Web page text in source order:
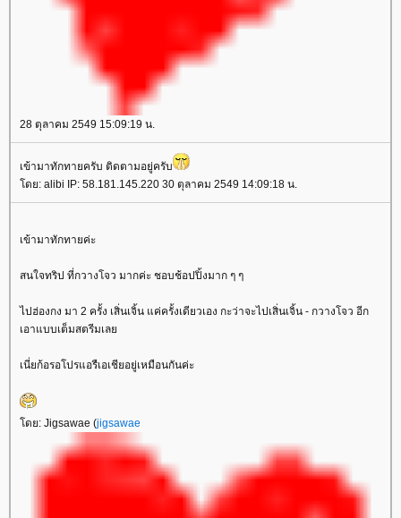
28 ตุลาคม 2549 15:09:19 น.
เข้ามาทักทายครับ ติดตามอยู่ครับ
ดย: alibi IP: 58.181.145.220 30 ตุลาคม 2549 14:09:18 น.
เข้ามาทักทายค่ะ
สนใจทริป ที่กวางโจว มากค่ะ ชอบช้อปปิ้งมาก ๆ ๆ
ไปฮ่องกง มา 2 ครั้ง เสิ่นเจิ้น แค่ครั้งเดียวเอง กะว่าจะไปเสิ่นเจิ้น - กวางโจว อีก
เอาแบบเต็มสตรีมเล
เนี่ยก้อรอโปรแอรืเอเชียอยู่เหมือนกันค่ะ
ดย: Jigsawae (jigsawae